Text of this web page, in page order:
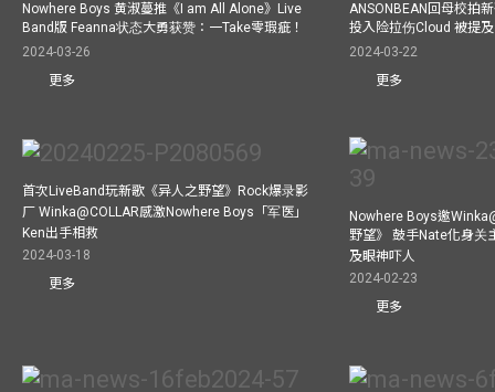
Nowhere Boys 黄淑蔓推《I am All Alone》Live
Band版 Feanna状态大勇获赞：一Take零瑕疵！
2024-03-26
更多
ANSONBEAN回母校拍
投入险拉伤Cloud 被提
2024-03-22
更多
首次LiveBand玩新歌《异人之野望》Rock爆录影
厂 Winka@COLLAR感激Nowhere Boys「军医」
Ken出手相救
2024-03-18
更多
Nowhere Boys邀
野望》 鼓手Nate化身关
及眼神吓人
2024-02-23
更多